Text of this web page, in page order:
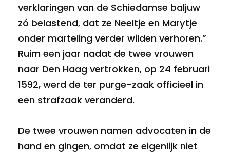
verklaringen van de Schiedamse baljuw
zó belastend, dat ze Neeltje en Marytje
onder marteling verder wilden verhoren.”
Ruim een jaar nadat de twee vrouwen
naar Den Haag vertrokken, op 24 februari
1592, werd de ter purge-zaak officieel in
een strafzaak veranderd.
De twee vrouwen namen advocaten in de
hand en gingen, omdat ze eigenlijk niet